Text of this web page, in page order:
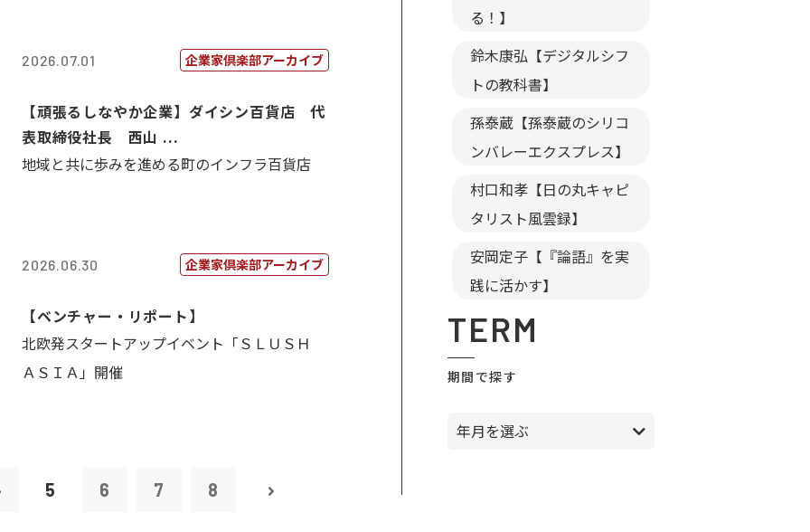
2026.07.01 企業家倶楽部アーカイブ
【頑張るしなやか企業】ダイシン百貨店 代
表取締役社長 西山 ...
地域と共に歩みを進める町のインフラ百貨店
2026.06.30 企業家倶楽部アーカイブ
【ベンチャー・リポート】
北欧発スタートアップイベント「ＳＬＵＳＨ
ＡＳＩＡ」開催
5 6 7 8
る！】
鈴木康弘【デジタルシフ
トの教科書】
孫泰蔵【孫泰蔵のシリコ
ンバレーエクスプレス】
村口和孝【日の丸キャピ
タリスト風雲録】
安岡定子【『論語』を実
践に活かす】
TERM
期間で探す
年月を選ぶ